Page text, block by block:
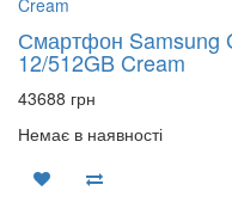
Смартфон Samsung
12/512GB Cream
43688 грн
Немає в наявності